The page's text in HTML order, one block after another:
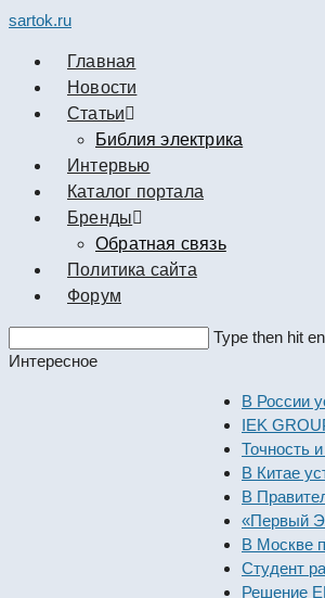
sartok.ru
Главная
Новости
Cтатьи
Библия электрика
Интервью
Каталог портала
Бренды
Обратная связь
Политика сайта
Форум
this
Type then hit
Интересное
В России
IEK GROUP
Точность и
В Китае
В
«Первый
В Москве
Студент
Решение EKF